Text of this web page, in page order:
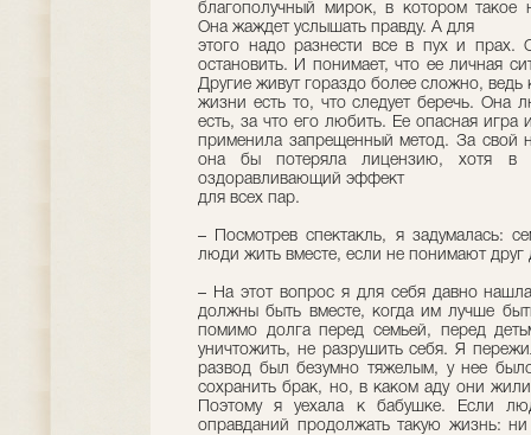
благополучный мирок, в котором
Она жаждет услышать правду. А для
этого надо разнести все в пух и прах.
остановить. И понимает, что ее личная
Другие живут гораздо более сложно, ведь
жизни есть то, что следует беречь. Она
есть, за что его любить. Ее опасная игра
применила запрещенный метод. За свой
она бы потеряла лицензию, хотя в
оздоравливающий эффект
для всех пар.
– Посмотрев спектакль, я задумалась:
люди жить вместе, если не понимают друг
– На этот вопрос я для себя давно
должны быть вместе, когда им лучше
помимо долга перед семьей, перед
уничтожить, не разрушить себя. Я
развод был безумно тяжелым, у нее
сохранить брак, но, в каком аду они
Поэтому я уехала к бабушке. Если
оправданий продолжать такую жизнь: